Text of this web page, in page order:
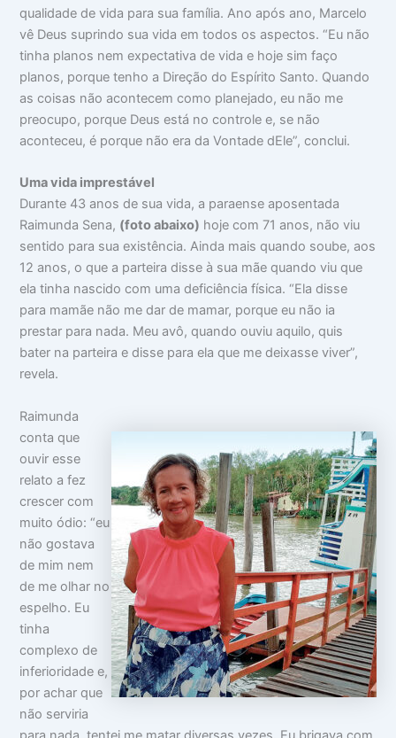
qualidade de vida para sua família. Ano após ano, Marcelo
vê Deus suprindo sua vida em todos os aspectos. “Eu não
tinha planos nem expectativa de vida e hoje sim faço
planos, porque tenho a Direção do Espírito Santo. Quando
as coisas não acontecem como planejado, eu não me
preocupo, porque Deus está no controle e, se não
aconteceu, é porque não era da Vontade dEle”, conclui.
Uma vida imprestável
Durante 43 anos de sua vida, a paraense aposentada
Raimunda Sena, (foto abaixo) hoje com 71 anos, não viu
sentido para sua existência. Ainda mais quando soube, aos
12 anos, o que a parteira disse à sua mãe quando viu que
ela tinha nascido com uma deficiência física. “Ela disse
para mamãe não me dar de mamar, porque eu não ia
prestar para nada. Meu avô, quando ouviu aquilo, quis
bater na parteira e disse para ela que me deixasse viver”,
revela.
Raimunda
conta que
ouvir esse
relato a fez
crescer com
muito ódio: “eu
não gostava
de mim nem
de me olhar no
espelho. Eu
tinha
complexo de
inferioridade e,
por achar que
não serviria